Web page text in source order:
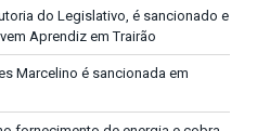
do Legislativo, é sancionado e
Aprendiz em Trairão
Marcelino é sancionada em